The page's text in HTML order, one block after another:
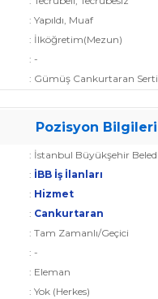
: Yapıldı, Muaf
: İlköğretim(Mezun)
: -
: Gümüş Cankurtaran
Pozisyon Bilgileri
: İstanbul Büyükşehir
: İBB İş İlanları
: Hizmet
: Cankurtaran
: Tam Zamanlı/Geçici
: -
: Eleman
: Yok (Herkes)